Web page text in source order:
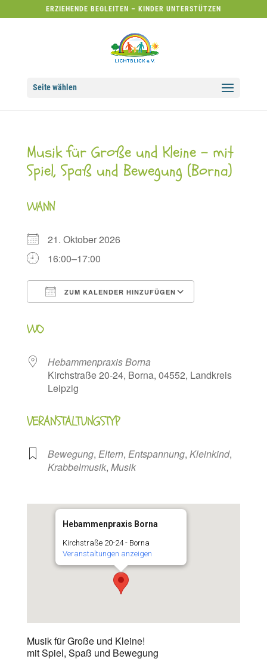
ERZIEHENDE BEGLEITEN – KINDER UNTERSTÜTZEN
Seite wählen
Musik für Große und Kleine – mit
Spiel, Spaß und Bewegung (Borna)
WANN
21. Oktober 2026
16:00–17:00
ZUM KALENDER HINZUFÜGEN
WO
Hebammenpraxis Borna
Kirchstraße 20-24, Borna, 04552, Landkreis
Leipzig
VERANSTALTUNGSTYP
Bewegung, Eltern, Entspannung, Kleinkind,
Krabbelmusik, Musik
Hebammenpraxis Borna
Kirchstraße 20-24 - Borna
Veranstaltungen anzeigen
Musik für Große und Kleine!
mit Spiel, Spaß und Bewegung